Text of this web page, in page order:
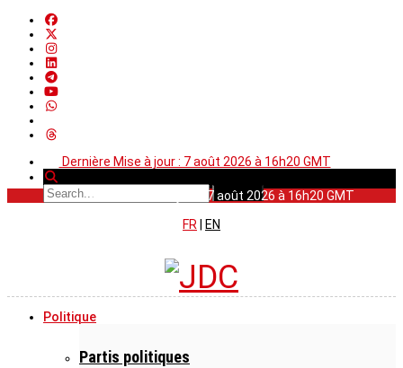
Dernière Mise à jour : 7 août 2026 à 16h20 GMT
Dernière Mise à jour : 7 août 2026 à 16h20 GMT
FR
EN
Politique
Partis politiques